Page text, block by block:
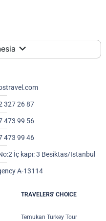
327 26 87
473 99 56
473 99 46
İç kapı: 3 Besiktas/Istanbul
A-13114
TRAVELERS' CHOICE
Temukan Turkey Tour